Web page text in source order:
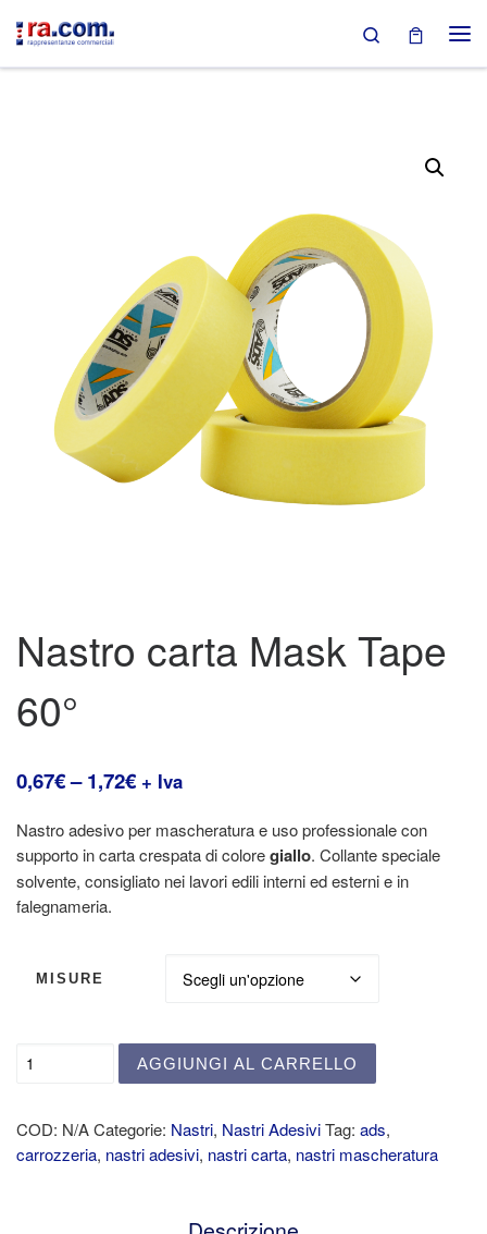
Passa al contenuto Search
Nastro carta Mask Tape
60°
0,67€–1,72€ + Iva
Nastro adesivo per mascheratura e uso professionale con
supporto in carta crespata di coloregiallo. Collante speciale
solvente, consigliato nei lavori edili interni ed esterni e in
falegnameria.
MISURE
AGGIUNGI AL CARRELLO
COD: N/ACategorie: Nastri, Nastri AdesiviTag: ads,
carrozzeria, nastri adesivi, nastri carta, nastri mascheratura